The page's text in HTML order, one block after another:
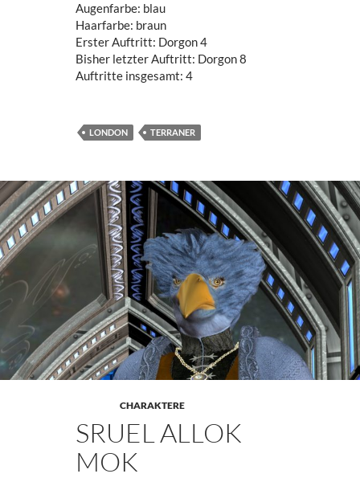
Augenfarbe: blau
Haarfarbe: braun
Erster Auftritt: Dorgon 4
Bisher letzter Auftritt: Dorgon 8
Auftritte insgesamt: 4
LONDON TERRANER
CHARAKTERE
SRUEL ALLOK
MOK